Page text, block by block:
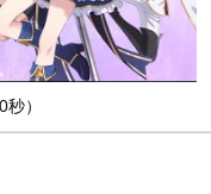
）